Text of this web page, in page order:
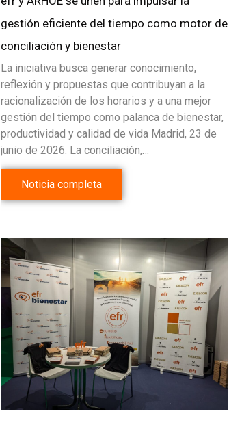
gestión eficiente del tiempo como motor de
conciliación y bienestar
La iniciativa busca generar conocimiento,
reflexión y propuestas que contribuyan a la
racionalización de los horarios y a una mejor
gestión del tiempo como palanca de bienestar,
productividad y calidad de vida Madrid, 23 de
junio de 2026. La conciliación,…
Noticia completa